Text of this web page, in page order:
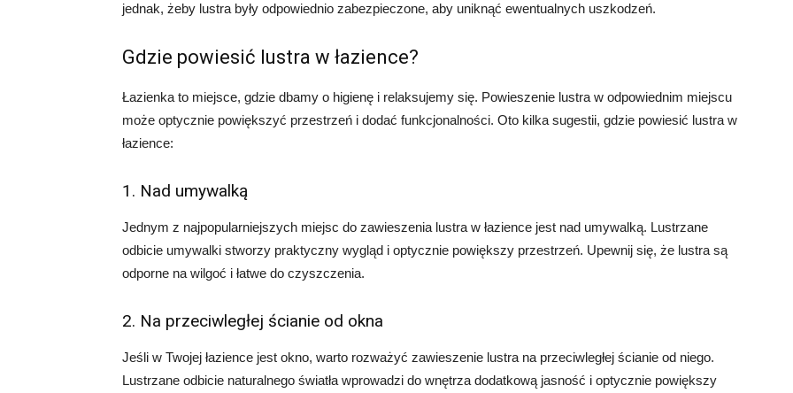
jednak, żeby lustra były odpowiednio zabezpieczone, aby uniknąć ewentualnych uszkodzeń.
Gdzie powiesić lustra w łazience?
Łazienka to miejsce, gdzie dbamy o higienę i relaksujemy się. Powieszenie lustra w odpowiednim miejscu
może optycznie powiększyć przestrzeń i dodać funkcjonalności. Oto kilka sugestii, gdzie powiesić lustra w
łazience:
1. Nad umywalką
Jednym z najpopularniejszych miejsc do zawieszenia lustra w łazience jest nad umywalką. Lustrzane
odbicie umywalki stworzy praktyczny wygląd i optycznie powiększy przestrzeń. Upewnij się, że lustra są
odporne na wilgoć i łatwe do czyszczenia.
2. Na przeciwległej ścianie od okna
Jeśli w Twojej łazience jest okno, warto rozważyć zawieszenie lustra na przeciwległej ścianie od niego.
Lustrzane odbicie naturalnego światła wprowadzi do wnętrza dodatkową jasność i optycznie powiększy